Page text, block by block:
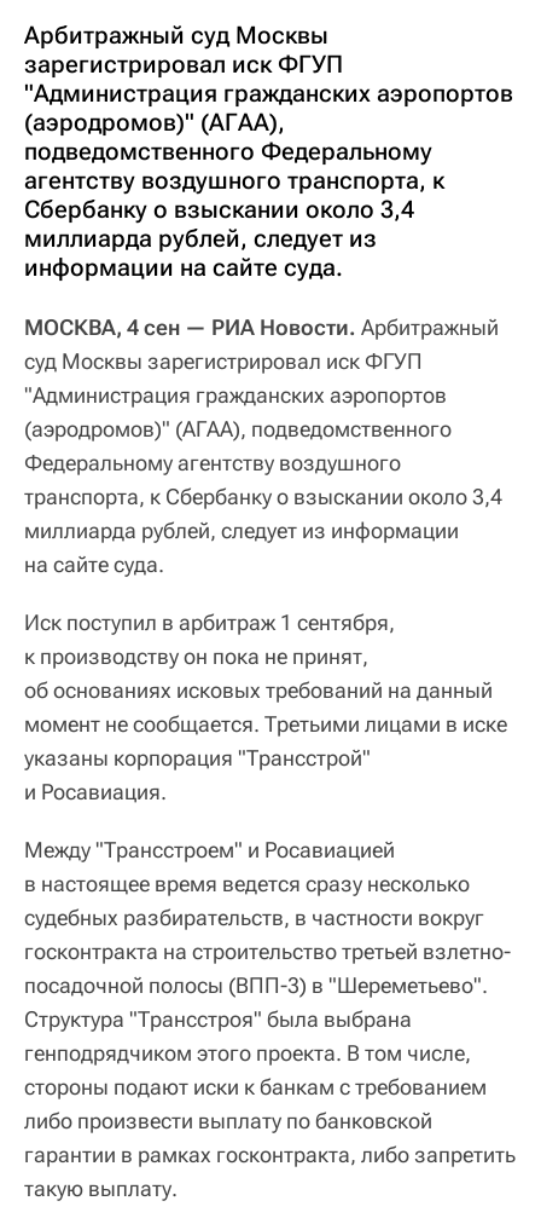
Арбитражный суд Москвы
зарегистрировал иск ФГУП
"Администрация гражданских аэропортов
(аэродромов)" (АГАА),
подведомственного Федеральному
агентству воздушного транспорта, к
Сбербанку о взыскании около 3,4
миллиарда рублей, следует из
информации на сайте суда.
МОСКВА, 4 сен — РИА Новости. Арбитражный
суд Москвы зарегистрировал иск ФГУП
"Администрация гражданских аэропортов
(аэродромов)" (АГАА), подведомственного
Федеральному агентству воздушного
транспорта, к Сбербанку о взыскании около 3,4
миллиарда рублей, следует из информации
на сайте суда.
Иск поступил в арбитраж 1 сентября,
к производству он пока не принят,
об основаниях исковых требований на данный
момент не сообщается. Третьими лицами в иске
указаны корпорация "Трансстрой"
и Росавиация.
Между "Трансстроем" и Росавиацией
в настоящее время ведется сразу несколько
судебных разбирательств, в частности вокруг
госконтракта на строительство третьей взлетно-
посадочной полосы (ВПП-3) в "Шереметьево".
Структура "Трансстроя" была выбрана
генподрядчиком этого проекта. В том числе,
стороны подают иски к банкам с требованием
либо произвести выплату по банковской
гарантии в рамках госконтракта, либо запретить
такую выплату.